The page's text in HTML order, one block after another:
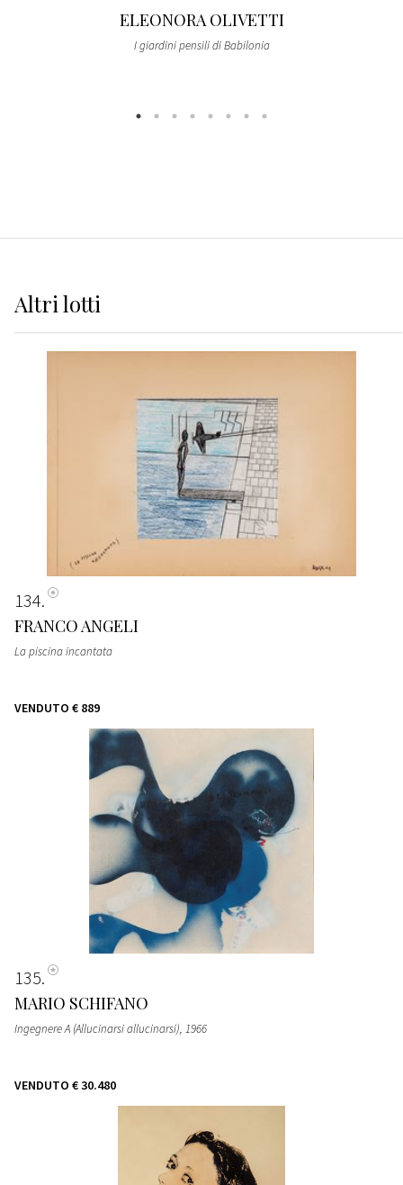
ELEONORA OLIVETTI
I giardini pensili di Babilonia
Altrilotti
134
FRANCO ANGELI
La piscina incantata
VENDUTO € 889
135
MARIO SCHIFANO
Ingegnere A (Allucinarsi allucinarsi), 1966
VENDUTO € 30.480